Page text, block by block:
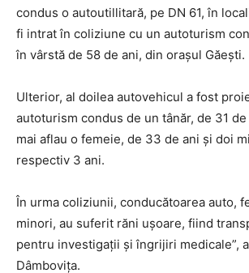
condus o autoutillitară, pe DN 61, în
fi intrat în coliziune cu un autoturism
în vârstă de 58 de ani, din orașul Găești.
Ulterior, al doilea autovehicul a fost
autoturism condus de un tânăr, de 31
mai aflau o femeie, de 33 de ani și doi
respectiv 3 ani.
În urma coliziunii, conducătoarea auto,
minori, au suferit răni ușoare, fiind
pentru investigații și îngrijiri medicale”,
Dâmbovița.